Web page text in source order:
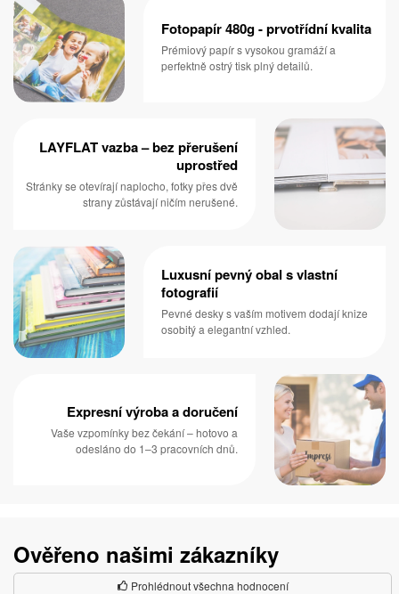
Fotopapír 480g - prvotřídní kvalita
Prémiový papír s vysokou gramáží a
perfektně ostrý tisk plný detailů.
LAYFLAT vazba – bez přerušení
uprostřed
Stránky se otevírají naplocho, fotky přes dvě
strany zůstávají ničím nerušené.
Luxusní pevný obal s vlastní
fotografií
Pevné desky s vaším motivem dodají knize
osobitý a elegantní vzhled.
Expresní výroba a doručení
Vaše vzpomínky bez čekání – hotovo a
odesláno do 1–3 pracovních dnů.
Ověřeno našimi zákazníky
Prohlédnout všechna hodnocení